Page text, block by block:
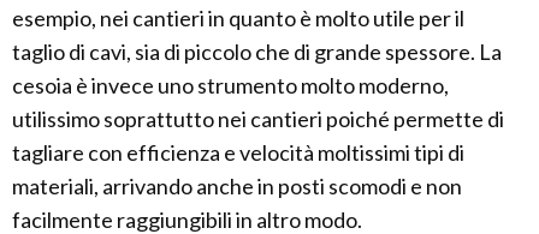
esempio, nei cantieri in quanto è molto utile per il
taglio di cavi, sia di piccolo che di grande spessore. La
cesoia è invece uno strumento molto moderno,
utilissimo soprattutto nei cantieri poiché permette di
tagliare con efficienza e velocità moltissimi tipi di
materiali, arrivando anche in posti scomodi e non
facilmente raggiungibili in altro modo.